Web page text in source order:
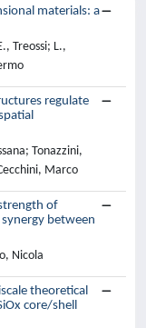
materials: a
Treossi; L.,
regulate
Tonazzini,
Marco
of
between
Nicola
theoretical
core/shell